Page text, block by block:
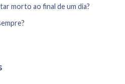
morto ao final de um dia?